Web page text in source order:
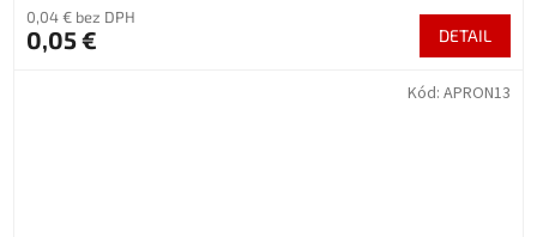
0,04 € bez DPH
0,05 € DETAIL
Kód: APRON13